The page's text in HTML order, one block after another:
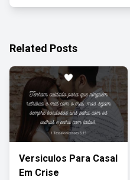
Related Posts
Versiculos Para Casal
Em Crise